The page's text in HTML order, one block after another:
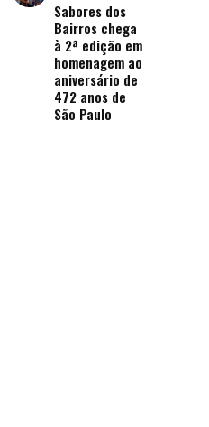
Sabores dos
Bairros chega
à 2ª edição em
homenagem ao
aniversário de
472 anos de
São Paulo